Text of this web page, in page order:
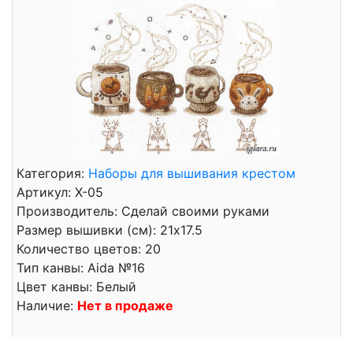
Категория: Наборы для вышивания крестом
Артикул: Х-05
Производитель: Сделай своими руками
Размер вышивки (см): 21x17.5
Количество цветов: 20
Тип канвы: Aida №16
Цвет канвы: Белый
Наличие: Нет в продаже